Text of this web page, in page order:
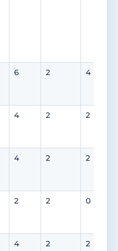
6 2 4
4 2 2
4 2 2
2 2 0
4 2 2